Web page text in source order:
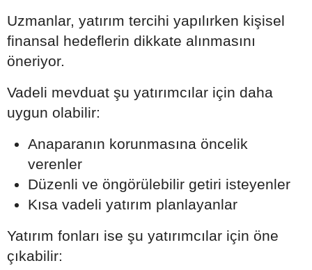
Uzmanlar, yatırım tercihi yapılırken kişisel
finansal hedeflerin dikkate alınmasını
öneriyor.
Vadeli mevduat şu yatırımcılar için daha
uygun olabilir:
Anaparanın korunmasına öncelik
verenler
Düzenli ve öngörülebilir getiri isteyenler
Kısa vadeli yatırım planlayanlar
Yatırım fonları ise şu yatırımcılar için öne
çıkabilir: